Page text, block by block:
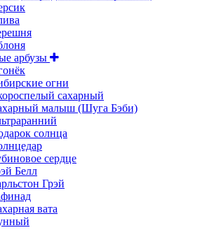
арбузы
огни
сахарный
малыш (Шуга Бэби)
солнца
сердце
Белл
Грэй
вата